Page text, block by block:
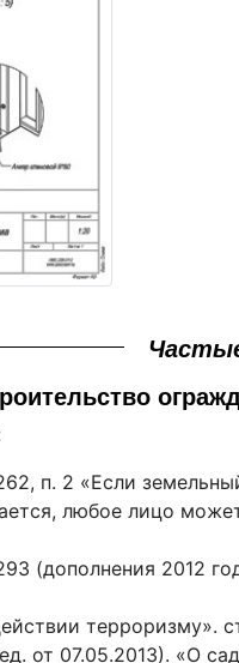
п. 2 «Если
любое лицо
(дополнения 2012
терроризму».
от 07.05.2013). «О